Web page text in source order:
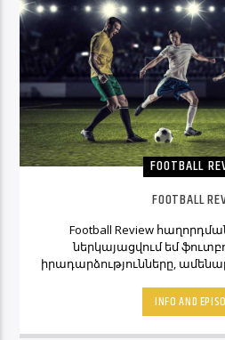
FOOTBALL
FOOTBALL
Football Review
ներկայացվում եմ
իրադարձությունները,
տեսակետները։ Հետևեք
Ֆուտբոլ Ռիվյու
կլինեք ֆուտբոլային
INFO AND